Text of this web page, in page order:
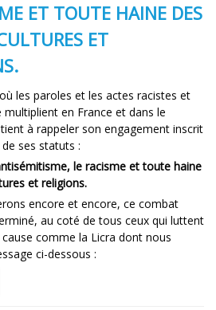
ET TOUTE HAINE DES
ET
les paroles et les actes racistes et
en France et dans le
tient à rappeler son engagement inscrit
de ses statuts :
le racisme et toute haine
et religions.
encore et encore, ce combat
au coté de tous ceux qui luttent
comme la Licra dont nous
ci-dessous :